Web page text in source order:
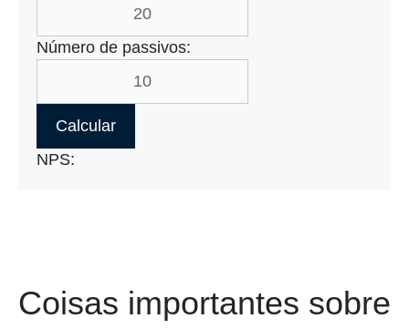
Número de passivos:
Calcular
NPS:
Coisas importantes sobre